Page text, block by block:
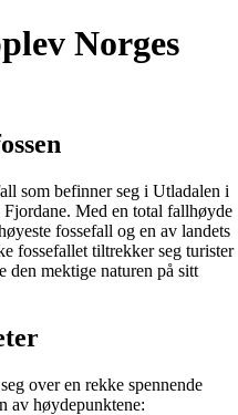
Norges
som befinner seg i Utladalen i
Med en total fallhøyde
fossefall og en av landets
fossefallet tiltrekker seg turister
den mektige naturen på sitt
over en rekke spennende
av høydepunktene: